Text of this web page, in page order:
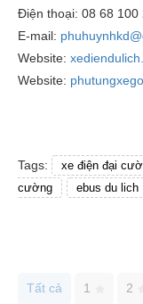
Điện thoại: 08 68 100
E-mail:
Website:
Website:
Tags: xe điện đại
cường
ebus du lich
Tất cả 1 2